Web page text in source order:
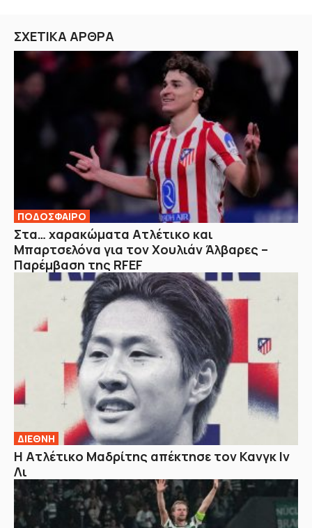
ΣΧΕΤΙΚΑ ΑΡΘΡΑ
ΠΟΔΟΣΦΑΙΡΟ
Στα… χαρακώματα Ατλέτικο και
Μπαρτσελόνα για τον Χουλιάν Άλβαρες –
Παρέμβαση της RFEF
ΔΙΕΘΝΗ
Η Ατλέτικο Μαδρίτης απέκτησε τον Κανγκ Ιν
Λι